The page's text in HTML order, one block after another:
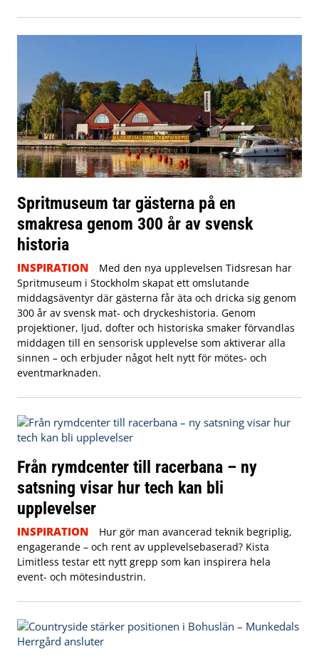
Spritmuseum tar gästerna på en
smakresa genom 300 år av svensk
historia
INSPIRATION
Med den nya upplevelsen Tidsresan har
Spritmuseum i Stockholm skapat ett omslutande
middagsäventyr där gästerna får äta och dricka sig genom
300 år av svensk mat- och dryckeshistoria. Genom
projektioner, ljud, dofter och historiska smaker förvandlas
middagen till en sensorisk upplevelse som aktiverar alla
sinnen – och erbjuder något helt nytt för mötes- och
eventmarknaden.
Från rymdcenter till racerbana – ny
satsning visar hur tech kan bli
upplevelser
INSPIRATION
Hur gör man avancerad teknik begriplig,
engagerande – och rent av upplevelsebaserad? Kista
Limitless testar ett nytt grepp som kan inspirera hela
event- och mötesindustrin.